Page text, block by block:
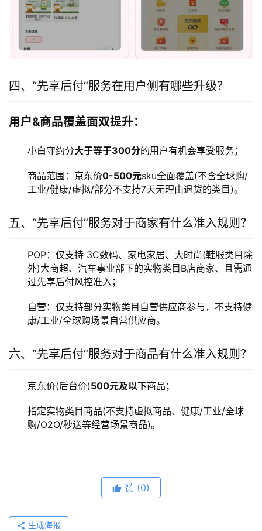
四、“先享后付”服务在用户侧有哪些升级？
用户&商品覆盖面双提升：
小白守约分大于等于300分的用户有机会享受服务；
商品范围：京东价0-500元sku全面覆盖(不含全球购/
工业/健康/虚拟/部分不支持7天无理由退货的类目)。
五、“先享后付”服务对于商家有什么准入规则？
POP：仅支持 3C数码、家电家居、大时尚(鞋服类目除
外)大商超、汽车事业部下的实物类目B店商家、且需通
过先享后付风控准入；
自营：仅支持部分实物类目自营供应商参与，不支持健
康/工业/全球购场景自营供应商。
六、“先享后付”服务对于商品有什么准入规则？
京东价(后台价)500元及以下商品；
指定实物类目商品(不支持虚拟商品、健康/工业/全球
购/O2O/秒送等经营场景商品)。
赞 (0)
生成海报